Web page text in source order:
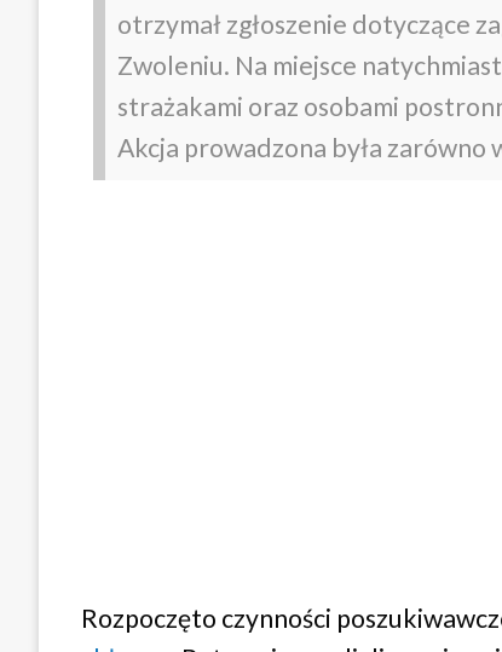
otrzymał zgłoszenie dotyczące
Zwoleniu. Na miejsce
strażakami oraz osobami
Akcja prowadzona była zarówno
Rozpoczęto czynności